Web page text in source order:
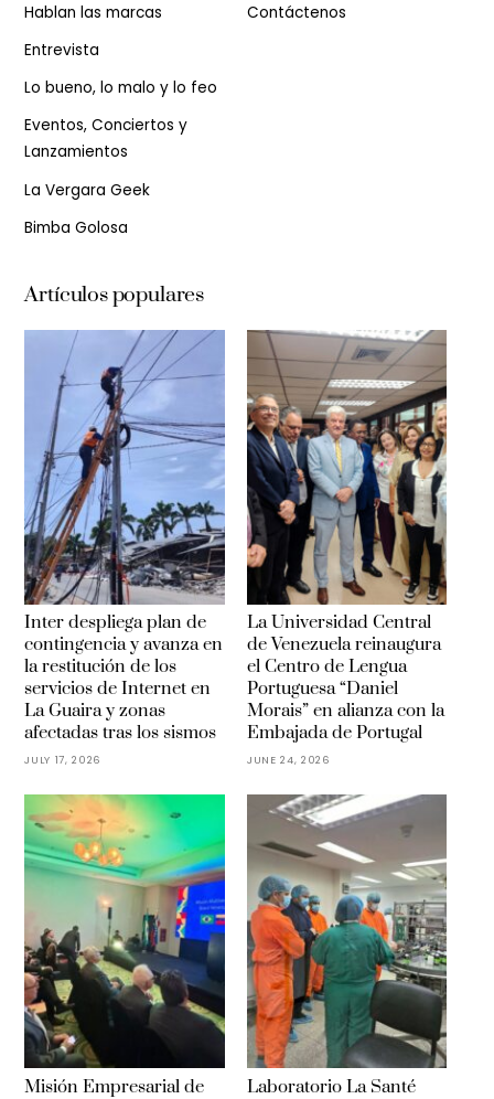
Hablan las marcas
Entrevista
Lo bueno, lo malo y lo feo
Eventos, Conciertos y
Lanzamientos
La Vergara Geek
Bimba Golosa
Contáctenos
Artículos populares
Inter despliega plan de
contingencia y avanza en
la restitución de los
servicios de Internet en
La Guaira y zonas
afectadas tras los sismos
JULY 17, 2026
La Universidad Central
de Venezuela reinaugura
el Centro de Lengua
Portuguesa “Daniel
Morais” en alianza con la
Embajada de Portugal
JUNE 24, 2026
Misión Empresarial de
Laboratorio La Santé